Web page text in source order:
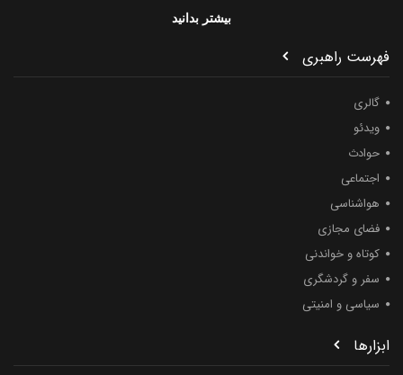
بیشتر بدانید
فهرست راهبری
گالری
ویدئو
حوادث
اجتماعی
هواشناسی
فضای مجازی
کوتاه و خواندنی
سفر و گردشگری
سیاسی و امنیتی
ابزارها